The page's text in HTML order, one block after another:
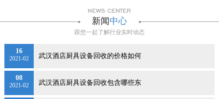
新闻中心
跟您一起了解行业实时动态
16
2021-02 武汉酒店厨具设备回收的价格如何
08
2021-02 武汉酒店厨具设备回收包含哪些东